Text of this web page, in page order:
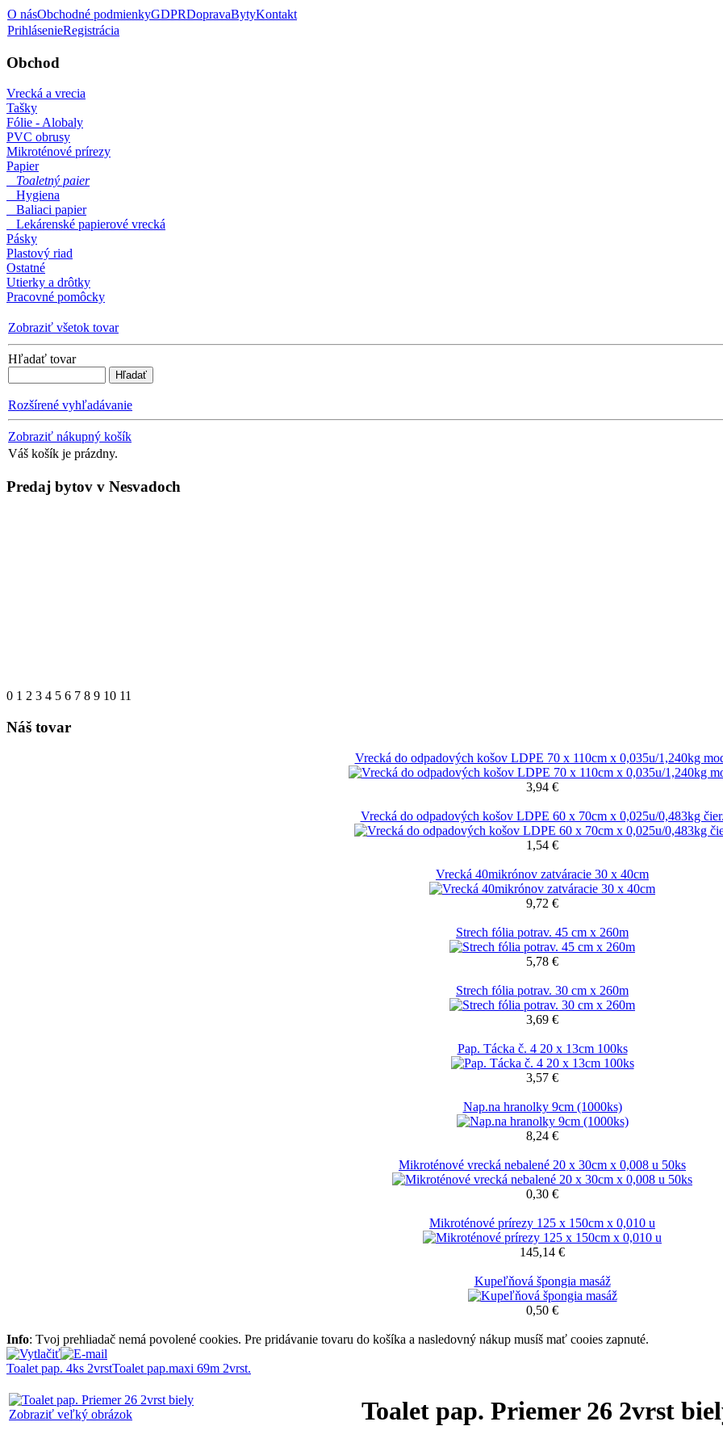
O násObchodné podmienkyGDPRDopravaBytyKontakt
PrihlásenieRegistrácia
Obchod
Vrecká a vrecia
Tašky
Fólie - Alobaly
PVC obrusy
Mikroténové prírezy
Papier
Toaletný paier
Hygiena
Baliaci papier
Lekárenské papierové vrecká
Pásky
Plastový riad
Ostatné
Utierky a drôtky
Pracovné pomôcky
Zobraziť všetok tovar
Hľadať tovar
Rozšírené vyhľadávanie
Zobraziť nákupný košík
Váš košík je prázdny.
Predaj bytov v Nesvadoch
0 1 2 3 4 5 6 7 8 9 10 11
Náš tovar
Vrecká do odpadových košov LDPE 70 x 110cm x 0,035u/1,240kg
3,94 €
Vrecká do odpadových košov LDPE 60 x 70cm x 0,025u/0,483kg
1,54 €
Vrecká 40mikrónov zatváracie 30 x 40cm
9,72 €
Strech fólia potrav. 45 cm x 260m
5,78 €
Strech fólia potrav. 30 cm x 260m
3,69 €
Pap. Tácka č. 4 20 x 13cm 100ks
3,57 €
Nap.na hranolky 9cm (1000ks)
8,24 €
Mikroténové vrecká nebalené 20 x 30cm x 0,008 u 50ks
0,30 €
Mikroténové prírezy 125 x 150cm x 0,010 u
145,14 €
Kupeľňová špongia masáž
0,50 €
Info: Tvoj prehliadač nemá povolené cookies. Pre pridávanie tovaru do košíka a nasledovný nákup musíš mať cooies zapnuté.
Toalet pap. 4ks 2vrstToalet pap.maxi 69m 2vrst.
Zobraziť veľký obrázok Toalet pap. Priemer 26 2vrst